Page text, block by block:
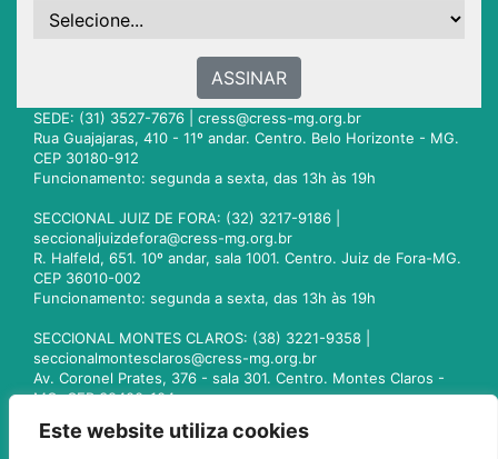
Este website utiliza cookies
ASSINAR
SEDE: (31) 3527-7676 | cress@cress-mg.org.br
Rua Guajajaras, 410 - 11º andar. Centro. Belo Horizonte - MG.
CEP 30180-912
Funcionamento: segunda a sexta, das 13h às 19h
SECCIONAL JUIZ DE FORA: (32) 3217-9186 |
seccionaljuizdefora@cress-mg.org.br
R. Halfeld, 651. 10º andar, sala 1001. Centro. Juiz de Fora-MG.
CEP 36010-002
Funcionamento: segunda a sexta, das 13h às 19h
SECCIONAL MONTES CLAROS: (38) 3221-9358 |
seccionalmontesclaros@cress-mg.org.br
Av. Coronel Prates, 376 - sala 301. Centro. Montes Claros -
MG. CEP 39400-104